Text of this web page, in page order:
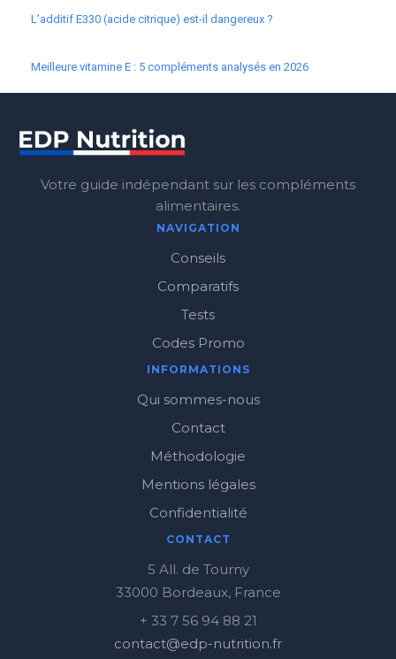
L’additif E330 (acide citrique) est-il dangereux ?
Meilleure vitamine E : 5 compléments analysés en 2026
Votre guide indépendant sur les compléments
alimentaires.
NAVIGATION
Conseils
Comparatifs
Tests
Codes Promo
INFORMATIONS
Qui sommes-nous
Contact
Méthodologie
Mentions légales
Confidentialité
CONTACT
5 All. de Tourny
33000 Bordeaux, France
+ 33 7 56 94 88 21
contact@edp-nutrition.fr